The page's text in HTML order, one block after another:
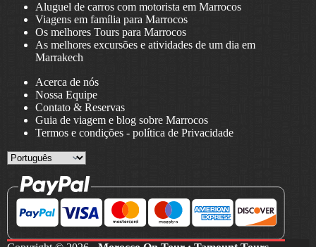
Aluguel de carros com motorista em Marrocos
Viagens em família para Marrocos
Os melhores Tours para Marrocos
As melhores excursões e atividades de um dia em
Marrakech
Acerca de nós
Nossa Equipe
Contato & Reservas
Guia de viagem e blog sobre Marrocos
Termos e condições - política de Privacidade
Choose
a
language